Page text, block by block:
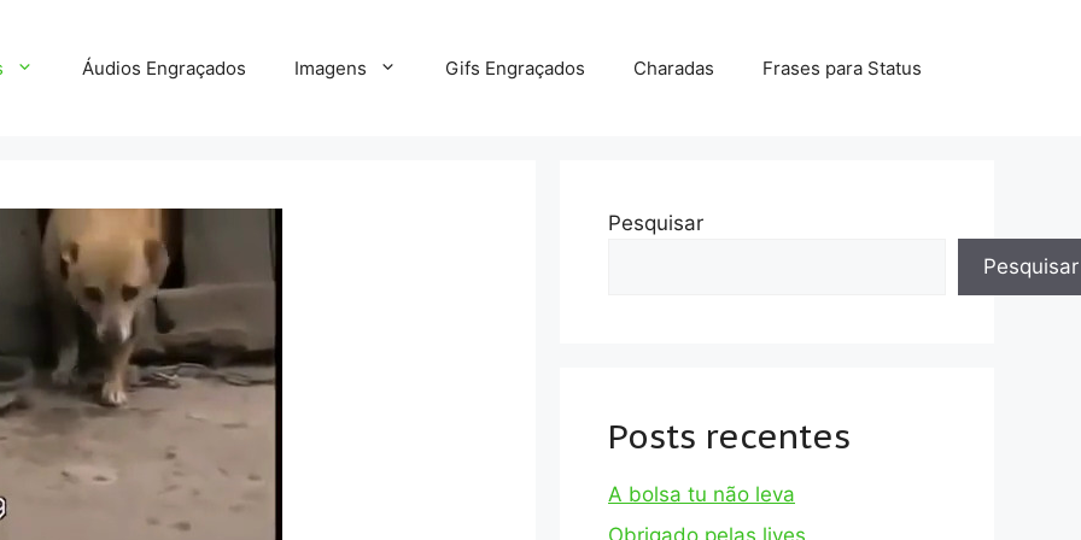
Áudios Engraçados Imagens Gifs Engraçados Charadas Frases para Status
Pesquisar
Pesquisar
Posts recentes
A bolsa tu não leva
Obrigado pelas lives